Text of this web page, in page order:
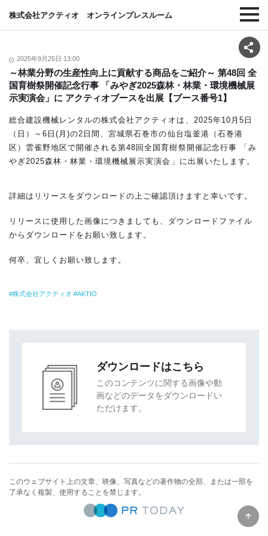
株式会社アクティオ オンラインプレスルーム
2025年9月25日 13:00
～林業分野の生産性向上に貢献する商品をご紹介～ 第48回 全
国育樹祭開催記念行事 「みやぎ2025森林・林業・環境機械展
示実演会」に アクティオブースを出展【ブース番号1】
総合建設機械レンタルの株式会社アクティオは、2025年10月5日
（日）～6日(月)の2日間、宮城県石巻市の仙台塩釜港（石巻港
区）雲雀野地区で開催される第48回全国育樹祭開催記念行事 「み
やぎ2025森林・林業・環境機械展示実演会」に出展いたします。
詳細はリリースをダウンロードの上ご確認頂けますと幸いです。
リリースに使用した画像につきましても、ダウンロードファイル
からダウンロードをお願い致します。
何卒、宜しくお願い致します。
株式会社アクティオ AKTIO
ダウンロードはこちら
このコンテンツに関する画像や動
画などのデータをダウンロードい
ただけます。
このウェブサイト上の文章、映像、写真などの著作物の全部、または一部を
了承なく複製、使用することを禁じます。